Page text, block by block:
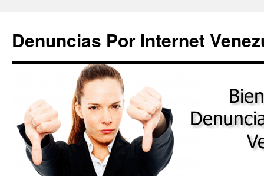
contenido
Denuncias Por Internet